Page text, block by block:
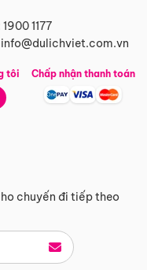
1900 1177
info@dulichviet.com.vn
chuyến đi tiếp theo
tôi Chấp nhận thanh toán